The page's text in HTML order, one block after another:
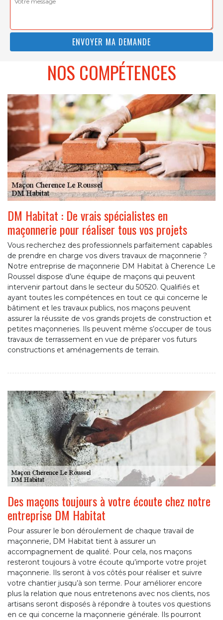
NOS COMPÉTENCES
DM Habitat : De vrais spécialistes en
maçonnerie pour réaliser tous vos projets
Vous recherchez des professionnels parfaitement capables
de prendre en charge vos divers travaux de maçonnerie ?
Notre entreprise de maçonnerie DM Habitat à Cherence Le
Roussel dispose d’une équipe de maçons qui peuvent
intervenir partout dans le secteur du 50520. Qualifiés et
ayant toutes les compétences en tout ce qui concerne le
bâtiment et les travaux publics, nos maçons peuvent
assurer la réussite de vos grands projets de construction et
petites maçonneries. Ils peuvent même s’occuper de tous
travaux de terrassement en vue de préparer vos futurs
constructions et aménagements de terrain.
Des maçons toujours à votre écoute chez notre
entreprise DM Habitat
Pour assurer le bon déroulement de chaque travail de
maçonnerie, DM Habitat tient à assurer un
accompagnement de qualité. Pour cela, nos maçons
resteront toujours à votre écoute qu’importe votre projet
maçonnerie. Ils seront à vos côtés pour réaliser et suivre
votre chantier jusqu’à son terme. Pour améliorer encore
plus la relation que nous entretenons avec nos clients, nos
artisans seront disposés à répondre à toutes vos questions
en ce qui concerne la maçonnerie générale. Ils pourront